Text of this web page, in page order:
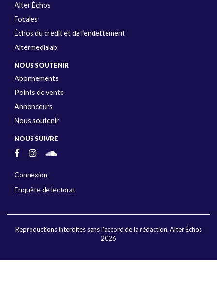
Alter Échos
Focales
Échos du crédit et de l’endettement
Altermedialab
NOUS SOUTENIR
Abonnements
Points de vente
Annonceurs
Nous soutenir
NOUS SUIVRE
Connexion
Enquête de lectorat
Reproductions interdites sans l'accord de la rédaction. Alter Échos
2026